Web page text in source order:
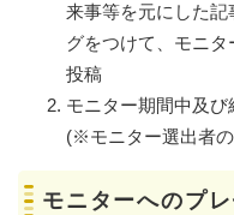
来事等を元にした
グをつけて、モニ
投稿
モニター期間中及
(※モニター選出者
モニターへのプレ